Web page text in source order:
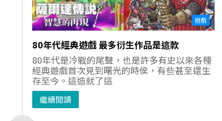
遊戲
80年代經典遊戲 最多衍生作品是這款
80年代是冷戰的尾聲，也是許多有史以來各種
經典遊戲首次見到曙光的時侯，有些甚至還生
存至今。這造就了這
繼續閱讀